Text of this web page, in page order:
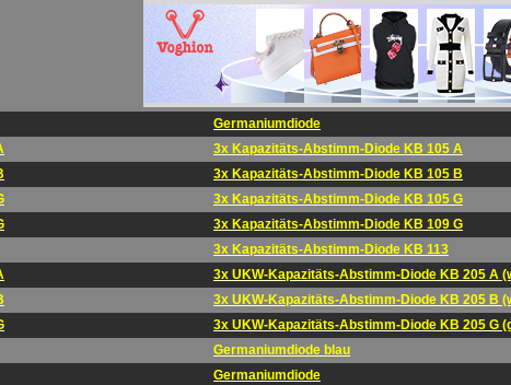
Germaniumdiode
3x Kapazitäts-Abstimm-Diode KB 105 A
3x Kapazitäts-Abstimm-Diode KB 105 B
3x Kapazitäts-Abstimm-Diode KB 105 G
3x Kapazitäts-Abstimm-Diode KB 109 G
3x Kapazitäts-Abstimm-Diode KB 113
3x UKW-Kapazitäts-Abstimm-Diode KB 205 A
3x UKW-Kapazitäts-Abstimm-Diode KB 205 B
3x UKW-Kapazitäts-Abstimm-Diode KB 205 G
Germaniumdiode blau
Germaniumdiode